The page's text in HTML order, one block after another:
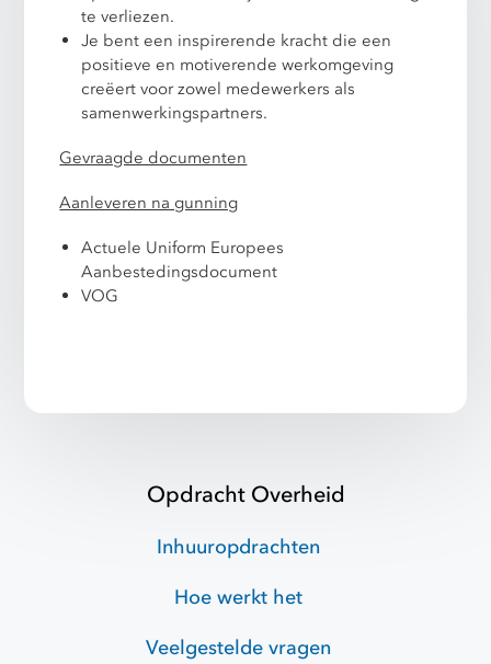
te verliezen.
Je bent een inspirerende kracht die een
positieve en motiverende werkomgeving
creëert voor zowel medewerkers als
samenwerkingspartners.
Gevraagde documenten
Aanleveren na gunning
Actuele Uniform Europees
Aanbestedingsdocument
VOG
Opdracht Overheid
Inhuuropdrachten
Hoe werkt het
Veelgestelde vragen